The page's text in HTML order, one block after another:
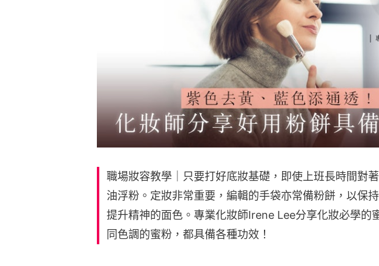
職場妝容教學｜只要打好底妝基礎，即使上班長時間對
油浮粉。定妝非常重要，編輯的手袋亦常備粉餅，以保
提升精神的面色。專業化妝師Irene Lee分享化妝必學的
同色調的蜜粉，都具備各種功效！